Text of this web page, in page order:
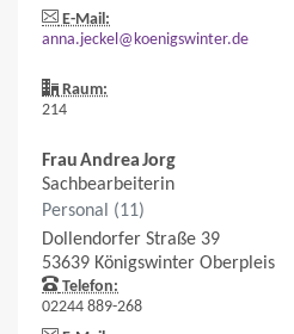
E-Mail:
anna.jeckel@koenigswinter.de
Raum:
214
FrauAndreaJorg
Sachbearbeiterin
Personal (11)
Dollendorfer Straße 39
53639 Königswinter Oberpleis
Telefon:
02244 889-268